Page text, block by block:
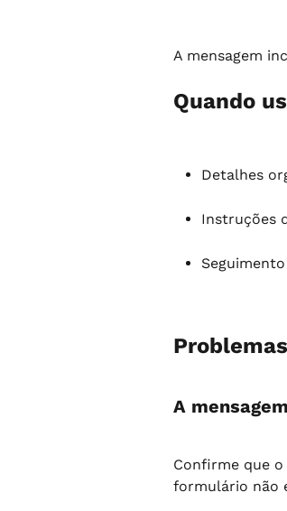
A mensagem
Quando
Detalhes
Instruções
A
Confirme que
formulário não